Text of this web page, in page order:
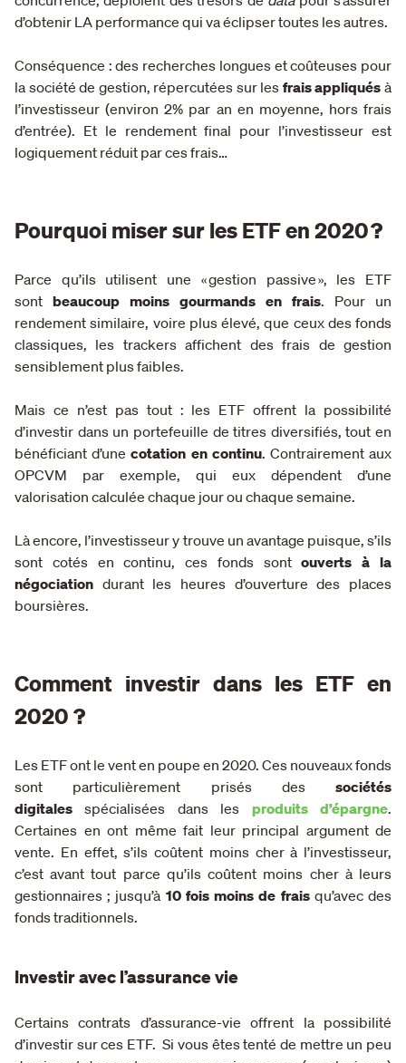
d’obtenir LA performance qui va éclipser toutes les autres.
Conséquence : des recherches longues et coûteuses pour
la société de gestion, répercutées sur les frais appliqués à
l’investisseur (environ 2% par an en moyenne, hors frais
d’entrée). Et le rendement final pour l’investisseur est
logiquement réduit par ces frais…
Pourquoi miser sur les ETF en 2020 ?
Parce qu’ils utilisent une « gestion passive », les ETF
sont beaucoup moins gourmands en frais. Pour un
rendement similaire, voire plus élevé, que ceux des fonds
classiques, les trackers affichent des frais de gestion
sensiblement plus faibles.
Mais ce n’est pas tout : les ETF offrent la possibilité
d’investir dans un portefeuille de titres diversifiés, tout en
bénéficiant d’unecotation en continu. Contrairement aux
OPCVM par exemple, qui eux dépendent d’une
valorisation calculée chaque jour ou chaque semaine.
Là encore, l’investisseur y trouve un avantage puisque, s’ils
sont cotés en continu, ces fonds sontouverts à la
négociation durant les heures d’ouverture des places
boursières.
Comment investir dans les ETF en
2020 ?
Les ETF ont le vent en poupe en 2020. Ces nouveaux fonds
sont particulièrement prisés des sociétés
digitales spécialisées dans les produits d’épargne.
Certaines en ont même fait leur principal argument de
vente. En effet, s’ils coûtent moins cher à l’investisseur,
c’est avant tout parce qu’ils coûtent moins cher à leurs
gestionnaires ; jusqu’à 10 fois moins de frais qu’avec des
fonds traditionnels.
Investir avec l’assurance vie
Certains contrats d’assurance-vie offrent la possibilité
d’investir sur ces ETF. Si vous êtes tenté de mettre un peu